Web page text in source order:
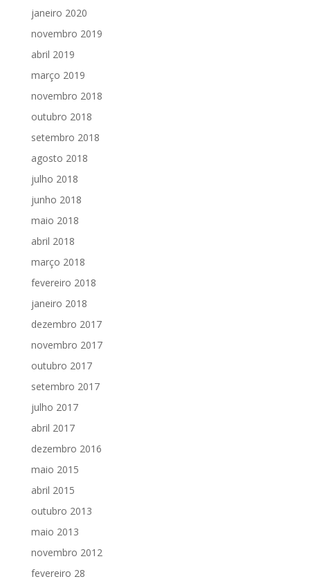
janeiro 2020
novembro 2019
abril 2019
março 2019
novembro 2018
outubro 2018
setembro 2018
agosto 2018
julho 2018
junho 2018
maio 2018
abril 2018
março 2018
fevereiro 2018
janeiro 2018
dezembro 2017
novembro 2017
outubro 2017
setembro 2017
julho 2017
abril 2017
dezembro 2016
maio 2015
abril 2015
outubro 2013
maio 2013
novembro 2012
fevereiro 28